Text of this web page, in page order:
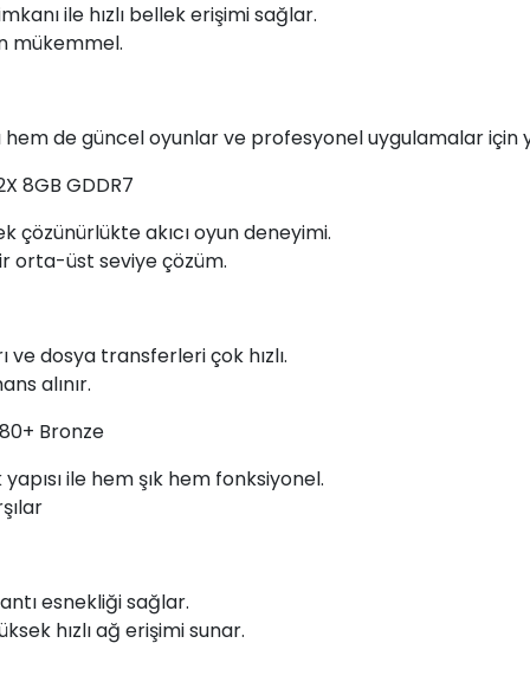
ile hızlı bellek erişimi sağlar.
mükemmel.
hem de güncel oyunlar ve profesyonel uygulamalar için
8GB GDDR7
çözünürlükte akıcı oyun deneyimi.
orta-üst seviye çözüm.
ve dosya transferleri çok hızlı.
alınır.
Bronze
ile hem şık hem fonksiyonel.
esnekliği sağlar.
hızlı ağ erişimi sunar.